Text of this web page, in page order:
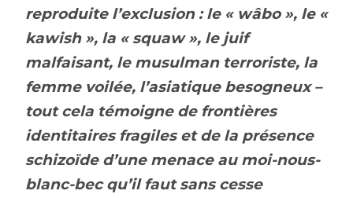
reproduite l’exclusion : le « wâbo », le «
kawish », la « squaw », le juif
malfaisant, le musulman terroriste, la
femme voilée, l’asiatique besogneux –
tout cela témoigne de frontières
identitaires fragiles et de la présence
schizoïde d’une menace au moi-nous-
blanc-bec qu’il faut sans cesse